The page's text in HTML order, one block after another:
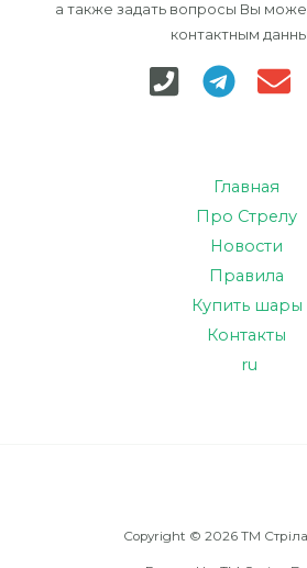
а также задать вопросы Вы
контактным
Главная
Про Стрелу
Новости
Правила
Купить шары
Контакты
ru
Copyright © 2026 TM